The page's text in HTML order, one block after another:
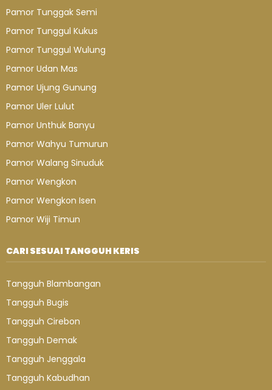
Pamor Tunggak Semi
Pamor Tunggul Kukus
Pamor Tunggul Wulung
Pamor Udan Mas
Pamor Ujung Gunung
Pamor Uler Lulut
Pamor Unthuk Banyu
Pamor Wahyu Tumurun
Pamor Walang Sinuduk
Pamor Wengkon
Pamor Wengkon Isen
Pamor Wiji Timun
CARI SESUAI TANGGUH KERIS
Tangguh Blambangan
Tangguh Bugis
Tangguh Cirebon
Tangguh Demak
Tangguh Jenggala
Tangguh Kabudhan